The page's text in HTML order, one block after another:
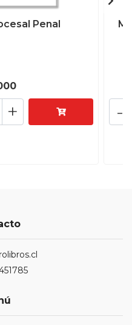
Penal
+ -